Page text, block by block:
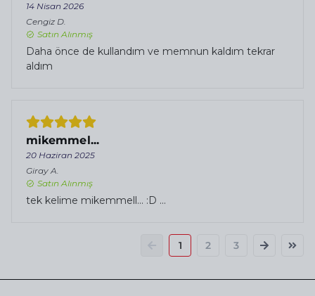
14 Nisan 2026
Cengiz D.
Satın Alınmış
Daha önce de kullandım ve memnun kaldım tekrar
aldım
mikemmel...
20 Haziran 2025
Giray A.
Satın Alınmış
tek kelime mikemmell... :D ...
1 2 3